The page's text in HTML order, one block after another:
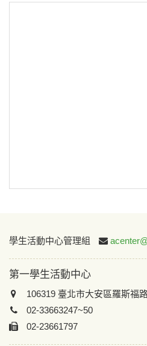
:::
學生活動中心管理組
第一學生活動中心
106319 臺北市大安區羅斯福
02-33663247~50
02-23661797